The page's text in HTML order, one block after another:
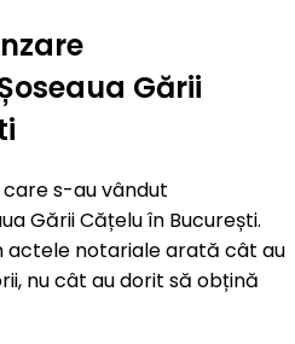
Gării
s-au vândut
Gării Cățelu în București.
actele notariale arată cât au
nu cât au dorit să obțină